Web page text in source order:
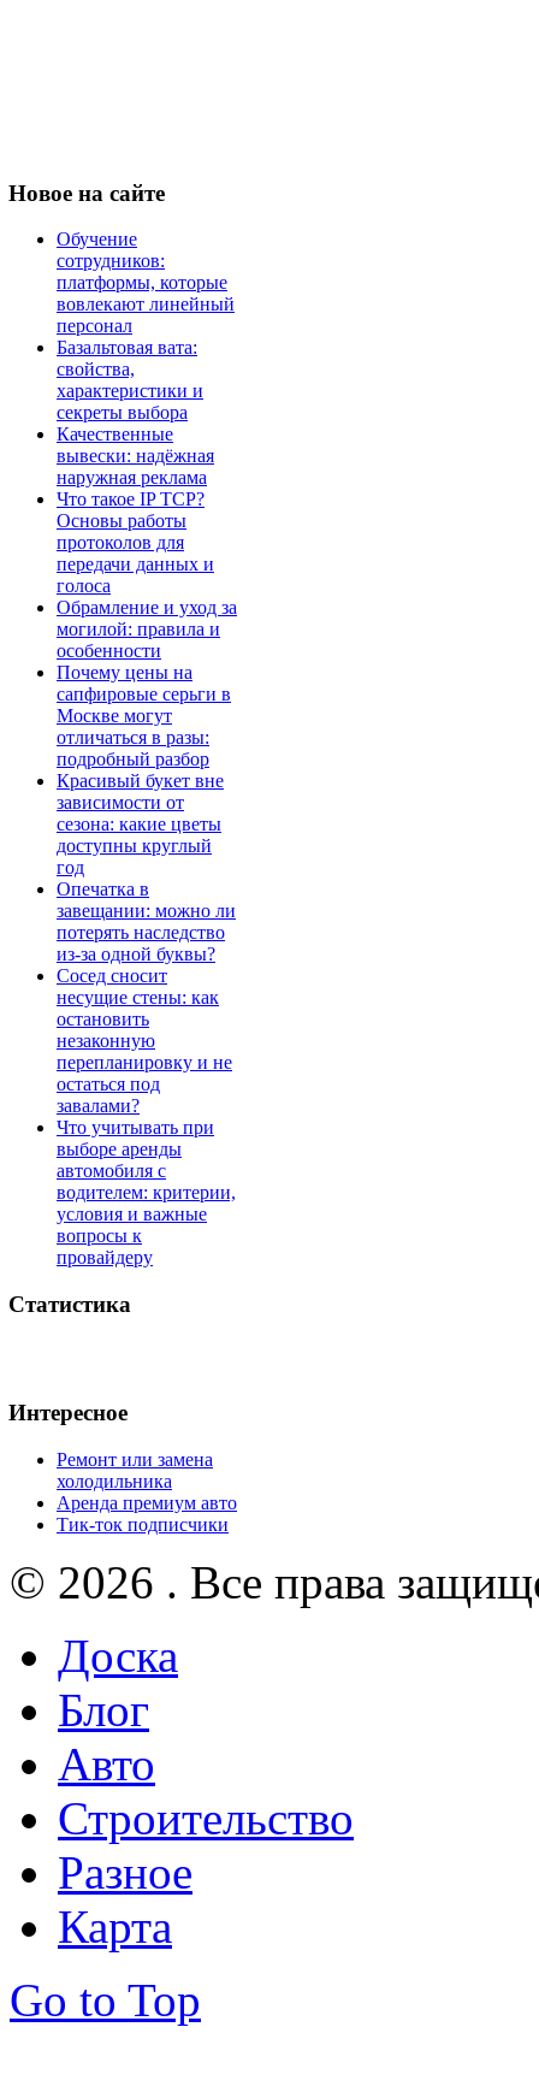
Новое на сайте
Обучение
сотрудников:
платформы, которые
вовлекают линейный
персонал
Базальтовая вата:
свойства,
характеристики и
секреты выбора
Качественные
вывески: надёжная
наружная реклама
Что такое IP TCP?
Основы работы
протоколов для
передачи данных и
голоса
Обрамление и уход за
могилой: правила и
особенности
Почему цены на
сапфировые серьги в
Москве могут
отличаться в разы:
подробный разбор
Красивый букет вне
зависимости от
сезона: какие цветы
доступны круглый
год
Опечатка в
завещании: можно ли
потерять наследство
из-за одной буквы?
Сосед сносит
несущие стены: как
остановить
незаконную
перепланировку и не
остаться под
завалами?
Что учитывать при
выборе аренды
автомобиля с
водителем: критерии,
условия и важные
вопросы к
провайдеру
Статистика
Интересное
Ремонт или замена
холодильника
Аренда премиум авто
Тик-ток подписчики
© 2026 . Все права
Доска
Блог
Авто
Строительство
Разное
Карта
Go to Top